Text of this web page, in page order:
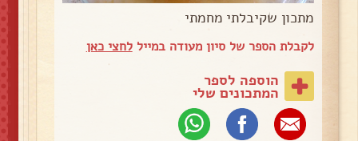
מתכון שקיבלתי מחמתי
לקבלת הספר של סיון מעודה במייללחצי כאן
הוספה לספר
המתכונים שלי